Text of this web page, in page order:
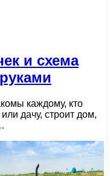
и схема
каждому, кто
дачу, строит дом,